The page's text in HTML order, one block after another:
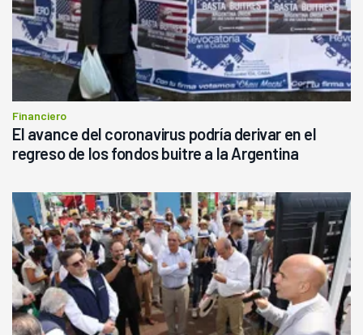
Financiero
El avance del coronavirus podría derivar en el
regreso de los fondos buitre a la Argentina